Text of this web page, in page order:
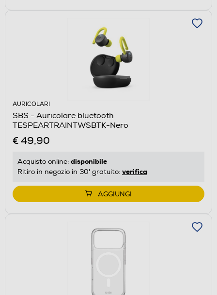
AURICOLARI
SBS - Auricolare bluetooth
TESPEARTRAINTWSBTK-Nero
€ 49,90
Acquisto online: disponibile
Ritiro in negozio in 30' gratuito: verifica
AGGIUNGI